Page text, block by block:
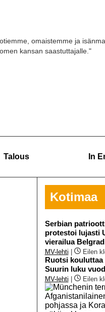
omaistemme ja
kansan saastuttajalle."
Talous In
Kotimaa
Serbian
protestoi lujasti
vierailua
MV-lehti Eilen
Ruotsi kouluttaa
Suurin luku
MV-lehti Eilen